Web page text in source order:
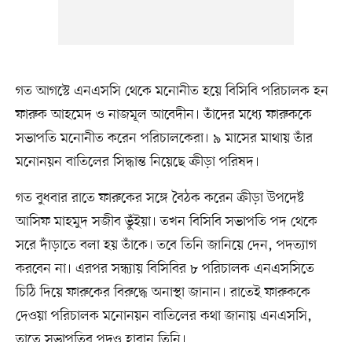
গত আগস্টে এনএসসি থেকে মনোনীত হয়ে বিসিবি পরিচালক হন
ফারুক আহমেদ ও নাজমূল আবেদীন। তাঁদের মধ্যে ফারুককে
সভাপতি মনোনীত করেন পরিচালকেরা। ৯ মাসের মাথায় তাঁর
মনোনয়ন বাতিলের সিদ্ধান্ত নিয়েছে ক্রীড়া পরিষদ।
গত বুধবার রাতে ফারুকের সঙ্গে বৈঠক করেন ক্রীড়া উপদেষ্ট
আসিফ মাহমুদ সজীব ভুঁইয়া। তখন বিসিবি সভাপতি পদ থেকে
সরে দাঁড়াতে বলা হয় তাঁকে। তবে তিনি জানিয়ে দেন, পদত্যাগ
করবেন না। এরপর সন্ধ্যায় বিসিবির ৮ পরিচালক এনএসসিতে
চিঠি দিয়ে ফারুকের বিরুদ্ধে অনাস্থা জানান। রাতেই ফারুককে
দেওয়া পরিচালক মনোনয়ন বাতিলের কথা জানায় এনএসসি,